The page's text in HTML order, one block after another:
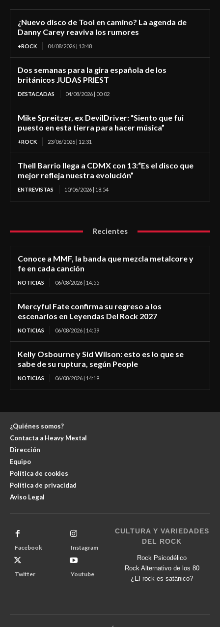
¿Nuevo disco de Tool en camino? La agenda de
Danny Carey reaviva los rumores
+ROCK 04/08/2026 | 13:48
Dos semanas para la gira española de los
británicos JUDAS PRIEST
DESTACADAS 04/08/2026 | 00:02
Mike Spreitzer, ex DevilDriver: “Siento que fui
puesto en esta tierra para hacer música”
+ROCK 23/06/2026 | 12:31
Thell Barrio llega a CDMX con 13:“Es el disco que
mejor refleja nuestra evolución”
ENTREVISTAS 10/06/2026 | 18:54
Recientes
Conoce a MMF, la banda que mezcla metalcore y
fe en cada canción
NOTICIAS 06/08/2026 | 14:55
Mercyful Fate confirma su regreso a los
escenarios en Leyendas Del Rock 2027
NOTICIAS 06/08/2026 | 14:39
Kelly Osbourne y Sid Wilson: esto es lo que se
sabe de su ruptura, según People
NOTICIAS 06/08/2026 | 14:19
¿Quiénes somos?
Contacta a Heavy Mextal
Dirección
Equipo
Política de cookies
Política de privacidad
Aviso Legal
Facebook Instagram
Twitter Youtube
CULTURA Y VARIEDADES
DEL ROCK
Rock Psicodélico
Rock Alternativo de los 80
¿El rock es satánico?